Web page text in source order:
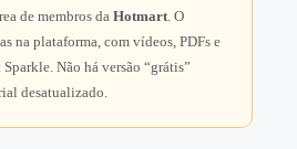
de membros daHotmart. O
na plataforma, com vídeos, PDFs e
Não há versão “grátis”
desatualizado.